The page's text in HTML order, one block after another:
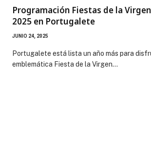
Programación Fiestas de la
2025 en Portugalete
JUNIO 24, 2025
Portugalete está lista un año más para
emblemática Fiesta de la Virgen…